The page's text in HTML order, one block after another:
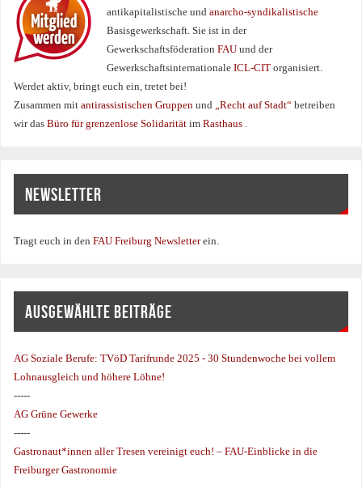
antikapitalistische undanarcho-syndikalistische
Basisgewerkschaft. Sie ist in der
GewerkschaftsföderationFAUund der
Gewerkschaftsinternationale ICL-CITorganisiert.
Werdet aktiv, bringt euch ein, tretet bei!
Zusammen mitantirassistischen Gruppenund „Recht auf Stadt“betreiben
wir dasBüro für grenzenlose SolidaritätimRasthaus .
NEWSLETTER
Tragt euch in denFAU Freiburg Newsletterein.
AUSGEWÄHLTE BEITRÄGE
AG Soziale Berufe:TVöD Tarifrunde 2025 - 30 Stundenwoche bei vollem
Lohnausgleich und höhere Löhne!
-----
AG Grüne Gewerke
-----
Gastronaut*innen aller Tresen vereinigt euch! – FAU-Einblicke in die
Freiburger Gastronomie